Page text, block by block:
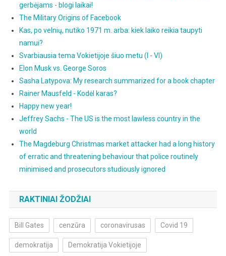
gerbėjams - blogi laikai!
The Military Origins of Facebook
Kas, po velnių, nutiko 1971 m. arba: kiek laiko reikia taupyti
namui?
Svarbiausia tema Vokietijoje šiuo metu (I - VI)
Elon Musk vs. George Soros
Sasha Latypova: My research summarized for a book chapter
Rainer Mausfeld - Kodėl karas?
Happy new year!
Jeffrey Sachs - The US is the most lawless country in the
world
The Magdeburg Christmas market attacker had a long history
of erratic and threatening behaviour that police routinely
minimised and prosecutors studiously ignored
RAKTINIAI ŽODŽIAI
Bill Gates cenzūra coronavirusas Covid 19
demokratija Demokratija Vokietijoje